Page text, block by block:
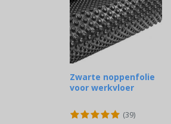
Zwarte noppenfolie
voor werkvloer
(39)